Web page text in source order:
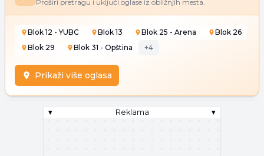
Proširi pretragu i uključi oglase iz obližnjih mesta.
Blok 12 - YUBC Blok 13 Blok 25 - Arena
Blok 26
Blok 29
Blok 31 - Opština +4
Prikaži više oglasa
▾ Reklama ▾